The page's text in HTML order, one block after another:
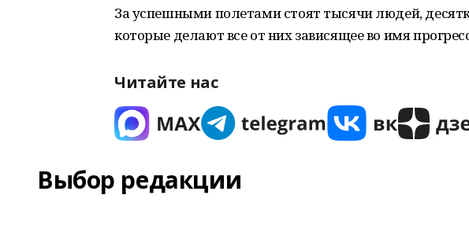
За успешными полетами стоят тысячи людей,
которые делают все от них зависящее во имя
Читайте нас
Выбор редакции